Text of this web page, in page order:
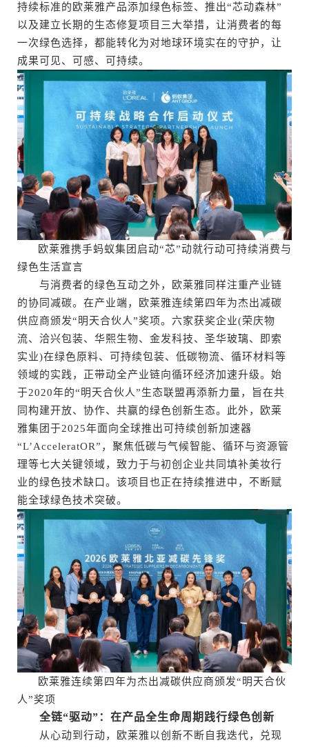
持续标准的欧莱雅产品添加绿色标签、推出“芯动森林”
以及建立长期的生态修复项目三大举措，让消费者的每
一次绿色选择，都能转化为对地球环境实在的守护，让
成果可见、可感、可持续。
欧莱雅携手蚂蚁集团启动“芯”动就行动可持续消费与
绿色生活宣言
与消费者的绿色互动之外，欧莱雅同样注重产业链
的协同减碳。在产业端，欧莱雅连续第四年为杰出减碳
供应商颁发“明天合伙人”奖项。六家获奖企业(荣庆物
流、洽兴包装、华熙生物、金发科技、圣华玻璃、即索
实业)在绿色原料、可持续包装、低碳物流、循环材料等
领域的实践，正带动全产业链向循环经济加速升级。始
于2020年的“明天合伙人”生态联盟再添新力量，旨在共
同构建开放、协作、共赢的绿色创新生态。此外，欧莱
雅集团于2025年面向全球推出可持续创新加速器
“L’AcceleratOR”，聚焦低碳与气候智能、循环与资源管
理等七大关键领域，致力于与初创企业共同填补美妆行
业的绿色技术缺口。该项目也正在持续推进中，不断赋
能全球绿色技术突破。
欧莱雅连续第四年为杰出减碳供应商颁发“明天合伙
人”奖项
全链“驱动”：在产品全生命周期践行绿色创新
从心动到行动，欧莱雅以创新不断自我迭代，兑现